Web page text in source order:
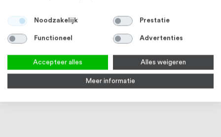
Noodzakelijk Prestatie
Functioneel Advertenties
Accepteer alles Alles weigeren
Meer informatie